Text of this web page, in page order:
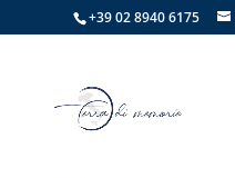
+39 02 8940 6175